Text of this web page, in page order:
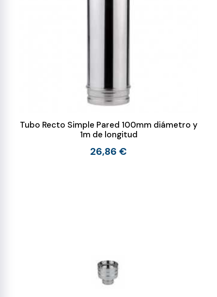
Tubo Recto Simple Pared 100mm diámetro y
1m de longitud
26,86 €